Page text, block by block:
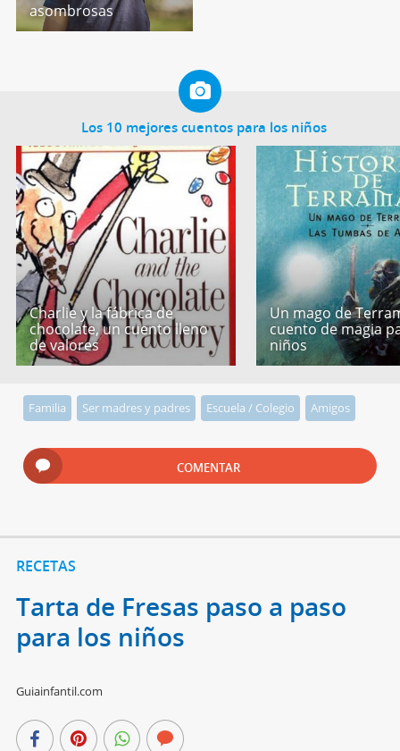
asombrosas
Los 10 mejores cuentos para los niños
Charlie y la fábrica de
chocolate, un cuento lleno
de valores
Un mago de
cuento de magia
niños
Familia Ser madres y padres Escuela / Colegio Amigos
COMENTAR
RECETAS
Tarta de Fresas paso a paso
para los niños
Guiainfantil.com